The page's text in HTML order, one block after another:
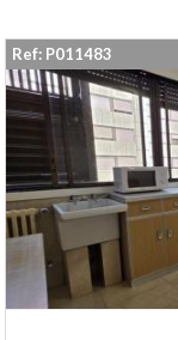
Ref: P011483